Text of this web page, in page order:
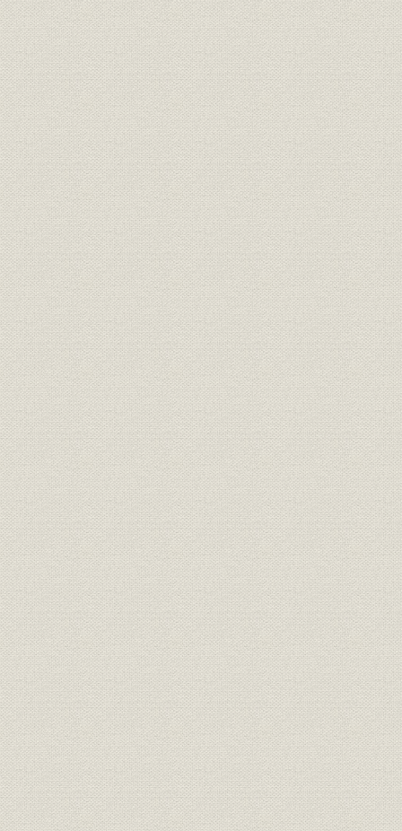
第5節 鉄構事業の拡大
第6節 環境対策の推進
第7節 新時代への体制づくり
〔部門史〕
口絵―設備と生産
第1編 設備部門
第1章 第1次設備合理化
第2章 第2次設備合理化
第3章 第3次設備合理化
第4章 君津の建設と八幡の若返り
第5章 合理化を支えた設備技術
第2編 生産・技術部門
第1章 生産・技術部門の動向
第2章 製銑
第3章 製鋼
第4章 圧延
第5章 化成
第6章 エネルギー
第7章 品質管理、IE、自主管理活動
第3編 技術開発・研究部門
第1章 技術開発・研究体制の動向
第2章 製銑技術の開発・研究
第3章 製鋼技術の開発・研究